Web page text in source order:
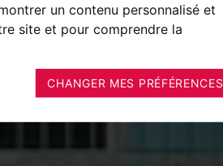
un contenu personnalisé et
site et pour comprendre la
CHANGER MES PRÉFÉRENCES